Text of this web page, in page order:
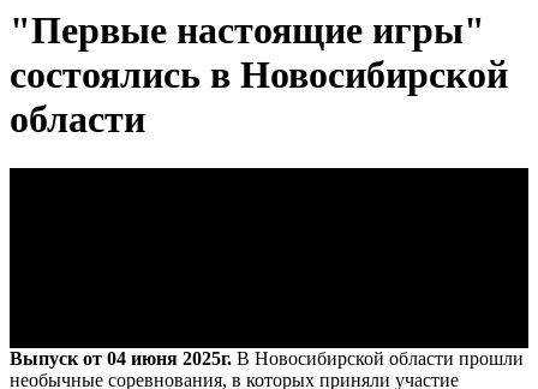
"Первые настоящие игры"
состоялись в Новосибирской
области
Выпуск от 04 июня 2025г. В Новосибирской области прошли
необычные соревнования, в которых приняли участие